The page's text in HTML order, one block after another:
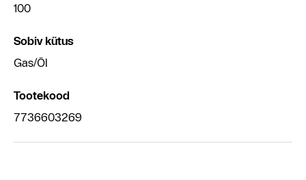
100
Sobiv kütus
Gas/Öl
Tootekood
7736603269